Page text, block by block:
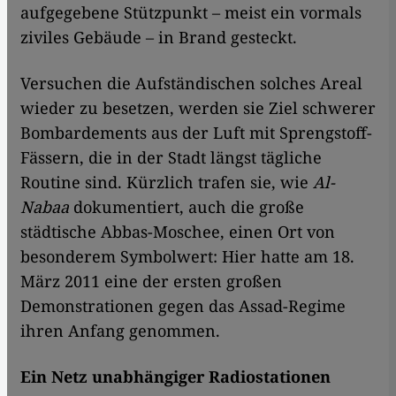
aufgegebene Stützpunkt – meist ein vormals
ziviles Gebäude – in Brand gesteckt.
Versuchen die Aufständischen solches Areal
wieder zu besetzen, werden sie Ziel schwerer
Bombardements aus der Luft mit Sprengstoff-
Fässern, die in der Stadt längst tägliche
Routine sind. Kürzlich trafen sie, wie Al-
Nabaa dokumentiert, auch die große
städtische Abbas-Moschee, einen Ort von
besonderem Symbolwert: Hier hatte am 18.
März 2011 eine der ersten großen
Demonstrationen gegen das Assad-Regime
ihren Anfang genommen.
Ein Netz unabhängiger Radiostationen